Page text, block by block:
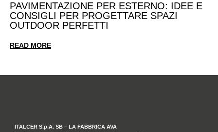
PAVIMENTAZIONE PER ESTERNO: IDEE E
CONSIGLI PER PROGETTARE SPAZI
OUTDOOR PERFETTI
READ MORE
ITALCER S.p.A. SB – LA FABBRICA AVA